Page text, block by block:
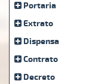
Portaria
Extrato
Dispensa
Contrato
Decreto